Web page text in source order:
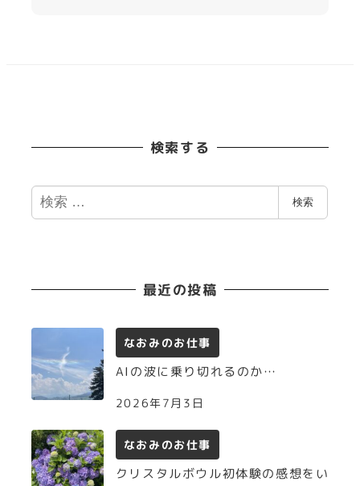
検索する
検
索
検索
最近の投稿
なおみのお仕事
AIの波に乗り切れるのか…
2026年7月3日
なおみのお仕事
クリスタルボウル初体験の感想をい